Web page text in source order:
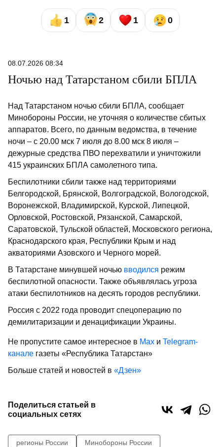
1 2 1 0
08.07.2026 08:34
Ночью над Татарстаном сбили БПЛА
Над Татарстаном ночью сбили БПЛА, сообщает
Минобороны России, не уточняя о количестве сбитых
аппаратов. Всего, по данным ведомства, в течение
ночи – с 20.00 мск 7 июля до 8.00 мск 8 июля –
дежурные средства ПВО перехватили и уничтожили
415 украинских БПЛА самолетного типа.
Беспилотники сбили также над территориями
Белгородской, Брянской, Волгоградской, Вологодской,
Воронежской, Владимирской, Курской, Липецкой,
Орловской, Ростовской, Рязанской, Самарской,
Саратовской, Тульской областей, Московского региона,
Краснодарского края, Республики Крым и над
акваториями Азовского и Черного морей.
В Татарстане минувшей ночью вводился режим
беспилотной опасности. Также объявлялась угроза
атаки беспилотников на десять городов республики.
Россия с 2022 года проводит спецоперацию по
демилитаризации и денацификации Украины.
Не пропустите самое интересное в Max и Telegram-
канале газеты «Республика Татарстан»
Больше статей и новостей в «Дзен»
Поделиться статьей в
социальных сетях
регионы России
Минобороны России